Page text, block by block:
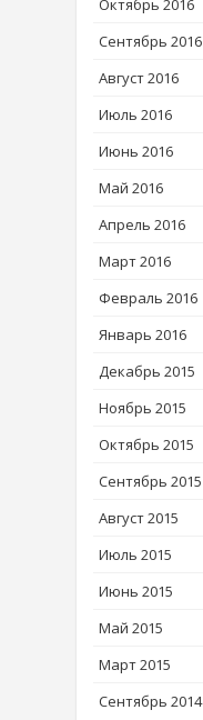
Октябрь 2016
Сентябрь 2016
Август 2016
Июль 2016
Июнь 2016
Май 2016
Апрель 2016
Март 2016
Февраль 2016
Январь 2016
Декабрь 2015
Ноябрь 2015
Октябрь 2015
Сентябрь 2015
Август 2015
Июль 2015
Июнь 2015
Май 2015
Март 2015
Сентябрь 2014